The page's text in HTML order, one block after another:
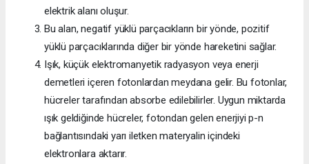
elektrik alanı oluşur.
Bu alan, negatif yüklü parçacıkların bir yönde, pozitif
yüklü parçacıklarında diğer bir yönde hareketini sağlar.
Işık, küçük elektromanyetik radyasyon veya enerji
demetleri içeren fotonlardan meydana gelir. Bu fotonlar,
hücreler tarafından absorbe edilebilirler. Uygun miktarda
ışık geldiğinde hücreler, fotondan gelen enerjiyi p-n
bağlantısındaki yarı iletken materyalin içindeki
elektronlara aktarır.